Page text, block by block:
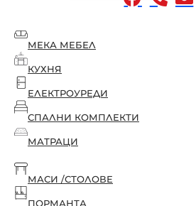
МЕКА МЕБЕЛ
КУХНЯ
ЕЛЕКТРОУРЕДИ
СПАЛНИ КОМПЛЕКТИ
МАТРАЦИ
МАСИ /СТОЛОВЕ
ПОРМАНТА